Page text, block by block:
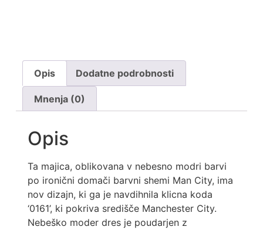
Opis Dodatne podrobnosti
Mnenja (0)
Opis
Ta majica, oblikovana v nebesno modri barvi
po ironični domači barvni shemi Man City, ima
nov dizajn, ki ga je navdihnila klicna koda
‘0161’, ki pokriva središče Manchester City.
Nebeško moder dres je poudarjen z